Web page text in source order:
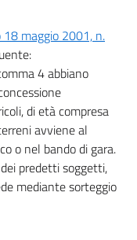
maggio 2001, n.
4 abbiano
di età compresa
avviene al
o nel bando di gara.
predetti soggetti,
mediante sorteggio